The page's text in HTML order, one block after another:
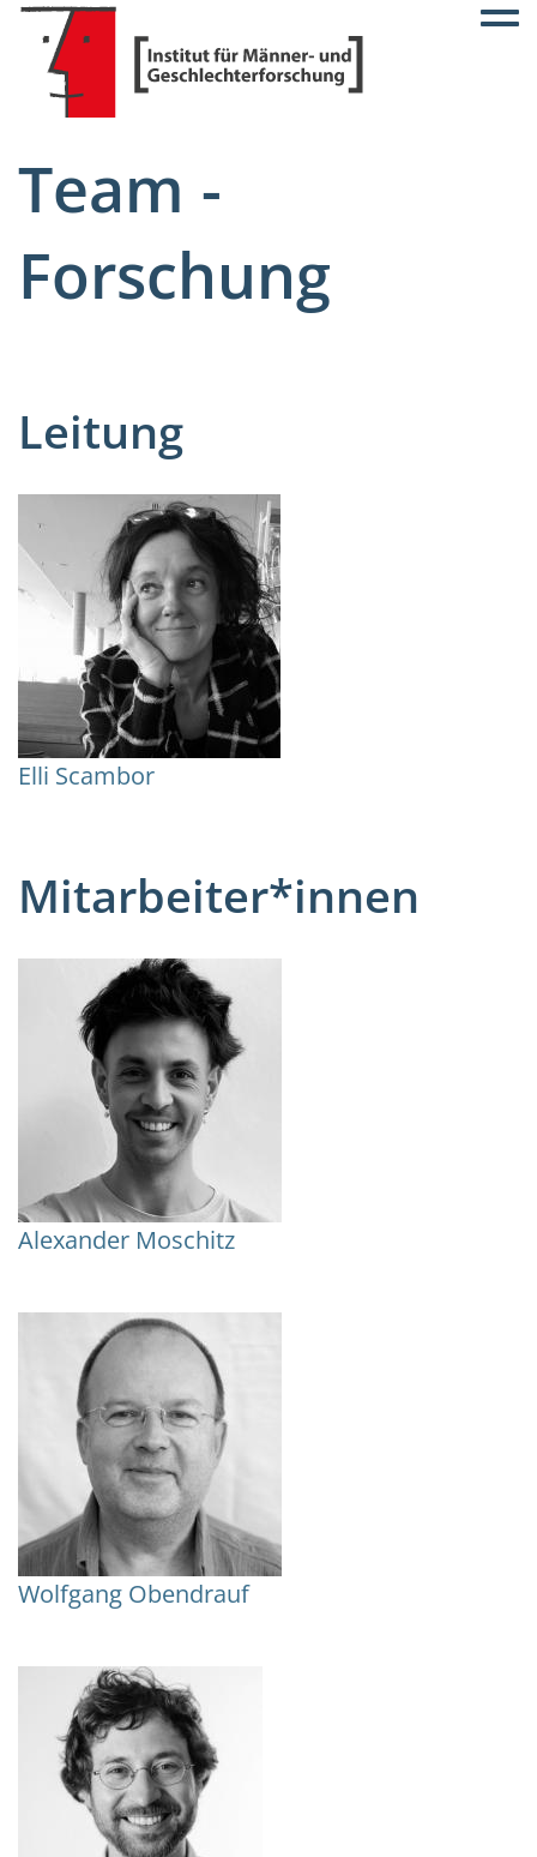
Team -
Forschung
Leitung
Elli Scambor
Mitarbeiter*innen
Alexander Moschitz
Wolfgang Obendrauf